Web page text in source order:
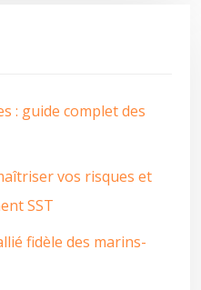
: guide complet des
vos risques et
SST
fidèle des marins-